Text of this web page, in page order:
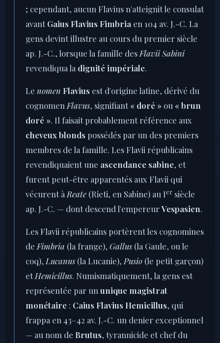
; cependant, aucun Flavius n'atteignit le consulat
avantGaius Flavius Fimbria en 104 av. J.-C. La
gens devint illustre au cours du premier siècle
ap. J.-C., lorsque la famille des Flavii Sabini
revendiqua la dignité impériale.
Le nomen Flavius est d'origine latine, dérivé du
cognomen Flavus, signifiant« doré » ou « brun
doré ». Il faisait probablement référence aux
cheveux blonds possédés par un des premiers
membres de la famille. Les Flavii républicains
revendiquaient une ascendance sabine, et
furent peut-être apparentés aux Flavii qui
vécurent à Reate (Rieti, en Sabine) au Ier siècle
ap. J.-C. — dont descend l'empereurVespasien.
Les Flavii républicains portèrent les cognomines
de Fimbria (la frange), Gallus (la Gaule, ou le
coq), Lucanus (la Lucanie), Pusio (le petit garçon)
etHemicillus. Numismatiquement, la gens est
représentée par un unique magistrat
monétaire : Caius Flavius Hemicillus, qui
frappa en 43–42 av. J.-C. un denier exceptionnel
— au nom de Brutus, tyrannicide et chef du